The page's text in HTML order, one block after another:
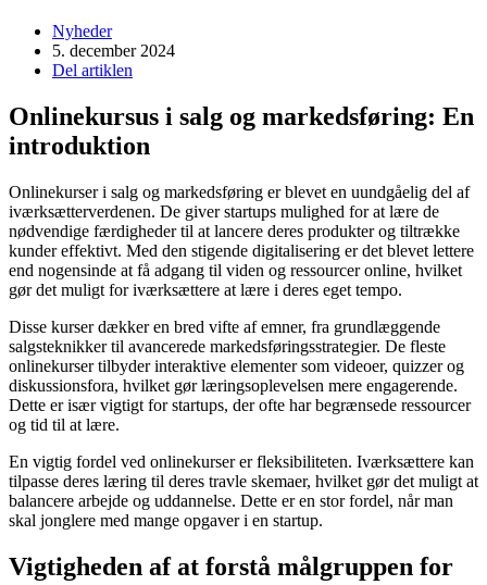
Nyheder
5. december 2024
Del artiklen
Onlinekursus i salg og markedsføring: En
introduktion
Onlinekurser i salg og markedsføring er blevet en uundgåelig del af
iværksætterverdenen. De giver startups mulighed for at lære de
nødvendige færdigheder til at lancere deres produkter og tiltrække
kunder effektivt. Med den stigende digitalisering er det blevet lettere
end nogensinde at få adgang til viden og ressourcer online, hvilket
gør det muligt for iværksættere at lære i deres eget tempo.
Disse kurser dækker en bred vifte af emner, fra grundlæggende
salgsteknikker til avancerede markedsføringsstrategier. De fleste
onlinekurser tilbyder interaktive elementer som videoer, quizzer og
diskussionsfora, hvilket gør læringsoplevelsen mere engagerende.
Dette er især vigtigt for startups, der ofte har begrænsede ressourcer
og tid til at lære.
En vigtig fordel ved onlinekurser er fleksibiliteten. Iværksættere kan
tilpasse deres læring til deres travle skemaer, hvilket gør det muligt at
balancere arbejde og uddannelse. Dette er en stor fordel, når man
skal jonglere med mange opgaver i en startup.
Vigtigheden af at forstå målgruppen for